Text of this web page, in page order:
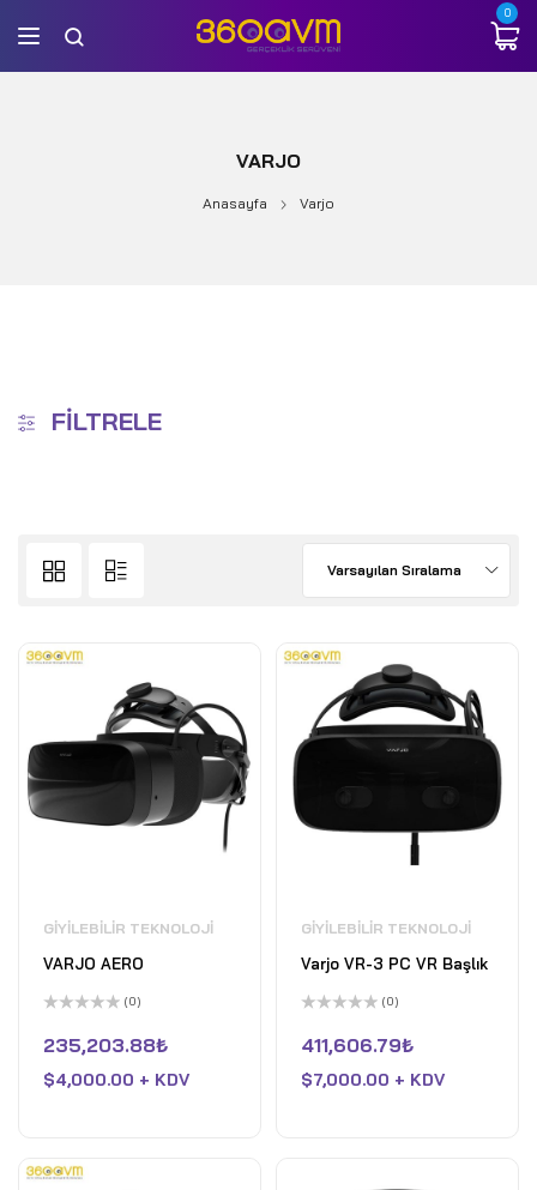
0
VARJO
Anasayfa Varjo
FILTRELE
Varsayılan Sıralama
GIYILEBILIR TEKNOLOJI
VARJO AERO
üzerinden
0
aldı
(0)
235,203.88₺
$4,000.00 + KDV
GIYILEBILIR TEKNOLOJI
Varjo VR-3 PC VR Başlık
üzerinden
0
aldı
(0)
411,606.79₺
$7,000.00 + KDV